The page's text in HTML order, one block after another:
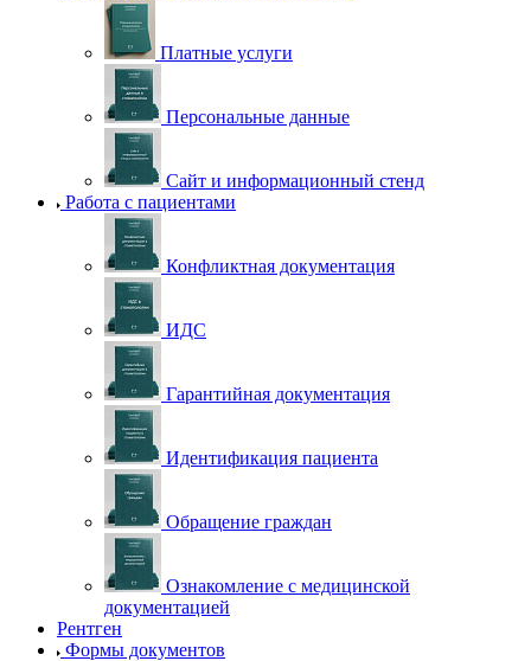
Платные услуги
Персональные данные
Сайт и информационный стенд
Работа с пациентами
Конфликтная документация
ИДС
Гарантийная документация
Идентификация пациента
Обращение граждан
Ознакомление с медицинской
документацией
Рентген
Формы документов